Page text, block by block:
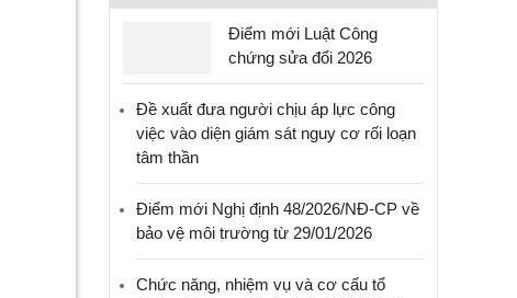
Điểm mới Luật Công
chứng sửa đổi 2026
Đề xuất đưa người chịu áp lực công
việc vào diện giám sát nguy cơ rối loạn
tâm thần
Điểm mới Nghị định 48/2026/NĐ-CP về
bảo vệ môi trường từ 29/01/2026
Chức năng, nhiệm vụ và cơ cấu tổ